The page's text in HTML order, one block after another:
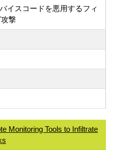
イスコードを悪用するフィ
撃
Monitoring Tools to Infiltrate